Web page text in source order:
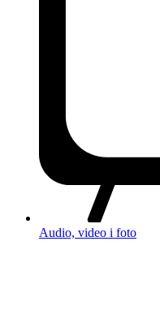
Audio, video i foto